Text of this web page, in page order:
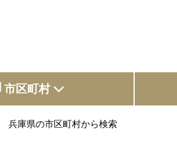
市区町村
大阪府
兵庫県の市区町村から検索